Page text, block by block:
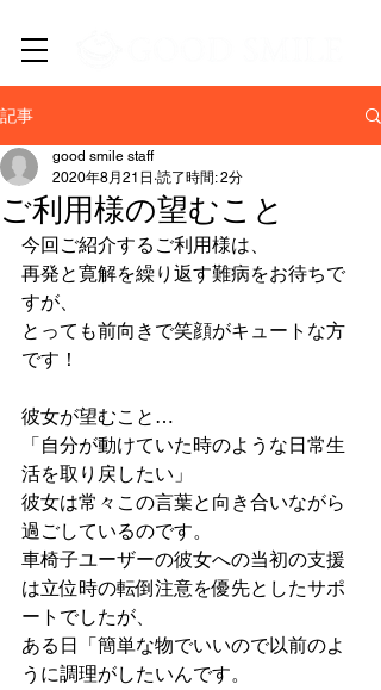
記事
ご利用様の望むこと
good smile staff
2020年8月21日 読了時間: 2分
今回ご紹介するご利用様は、
再発と寛解を繰り返す難病をお待ちで
すが、
とっても前向きで笑顔がキュートな方
です！
彼女が望むこと…
「自分が動けていた時のような日常生
活を取り戻したい」
彼女は常々この言葉と向き合いながら
過ごしているのです。
車椅子ユーザーの彼女への当初の支援
は立位時の転倒注意を優先としたサポ
ートでしたが、
ある日「簡単な物でいいので以前のよ
うに調理がしたいんです。